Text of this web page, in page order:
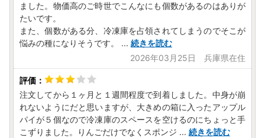
ました。物価高のご時世でこんなにも個数があるのはありが
たいです。
また、個数がある分、冷凍庫を占領されてしまうのでそこが
悩みの種になりそうです。
... 続きを読む
2026年03月25日 兵庫県在住
注文してから１ヶ月と１週間程度で到着しました。中身が崩
れないようにだと思いますが、大きめの箱に入ったアップル
パイが５個なので冷凍庫のスペースを空けるのにちょっと手
こずりました。りんごだけでなくスポンジ ... 続きを読む